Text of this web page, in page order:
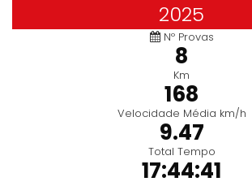
2025
Nº Provas
8
Km
168
Velocidade Média km/h
9.47
Total Tempo
17:44:41